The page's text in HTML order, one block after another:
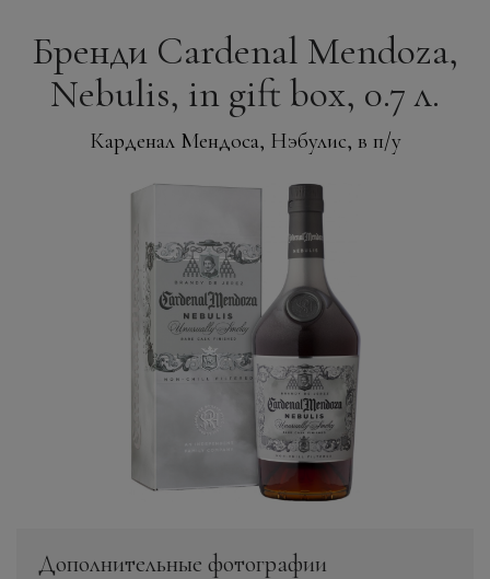
Бренди Cardenal Mendoza,
Nebulis, in gift box, 0.7 л.
Карденал Мендоса, Нэбулис, в п/у
Дополнительные фотографии